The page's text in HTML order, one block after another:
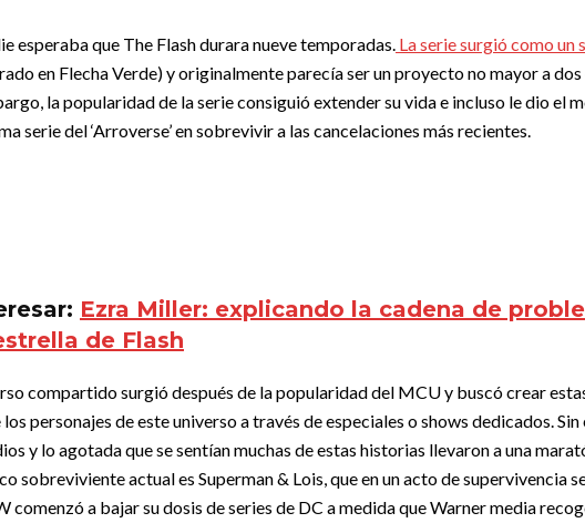
esperaba que The Flash durara nueve temporadas. La serie surgió como un
en Flecha Verde) y originalmente parecía ser un proyecto no mayor a
la popularidad de la serie consiguió extender su vida e incluso le dio el
serie del ‘Arroverse’ en sobrevivir a las cancelaciones más recientes.
Ezra Miller: explicando la cadena de
de Flash
compartido surgió después de la popularidad del MCU y buscó crear
personajes de este universo a través de especiales o shows dedicados.
y lo agotada que se sentían muchas de estas historias llevaron a una
sobreviviente actual es Superman & Lois, que en un acto de supervivencia
comenzó a bajar su dosis de series de DC a medida que Warner media